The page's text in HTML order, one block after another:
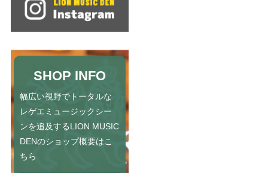
SHOP INFO
幅広い視野でトータルな
レゲエミュージックシー
ンを追及するLION MUSIC
DENのショップ概要はこ
ちら